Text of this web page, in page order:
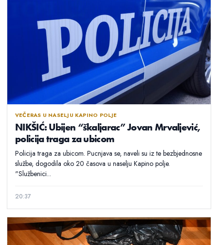
VEČERAS U NASELJU KAPINO POLJE
NIKŠIĆ: Ubijen “škaljarac” Jovan Mrvaljević,
policija traga za ubicom
Policija traga za ubicom. Pucnjava se, naveli su iz te bezbjednosne
službe, dogodila oko 20 časova u naselju Kapino polje.
"Službenici...
20:37